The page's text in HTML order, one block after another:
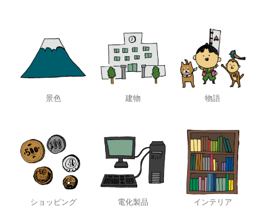
景色 建物 物語
ショッピング 電化製品 インテリア